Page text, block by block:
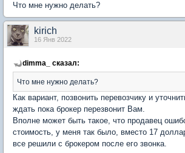
Что мне нужно делать?
kirich
16 Янв 2022
dimma_ сказал:
Что мне нужно делать?
Как вариант, позвонить перевозчику и
ждать пока брокер перезвонит Вам.
Вполне может быть такое, что продавец
стоимость, у меня так было, вместо 17
все решили с брокером после его звонка.